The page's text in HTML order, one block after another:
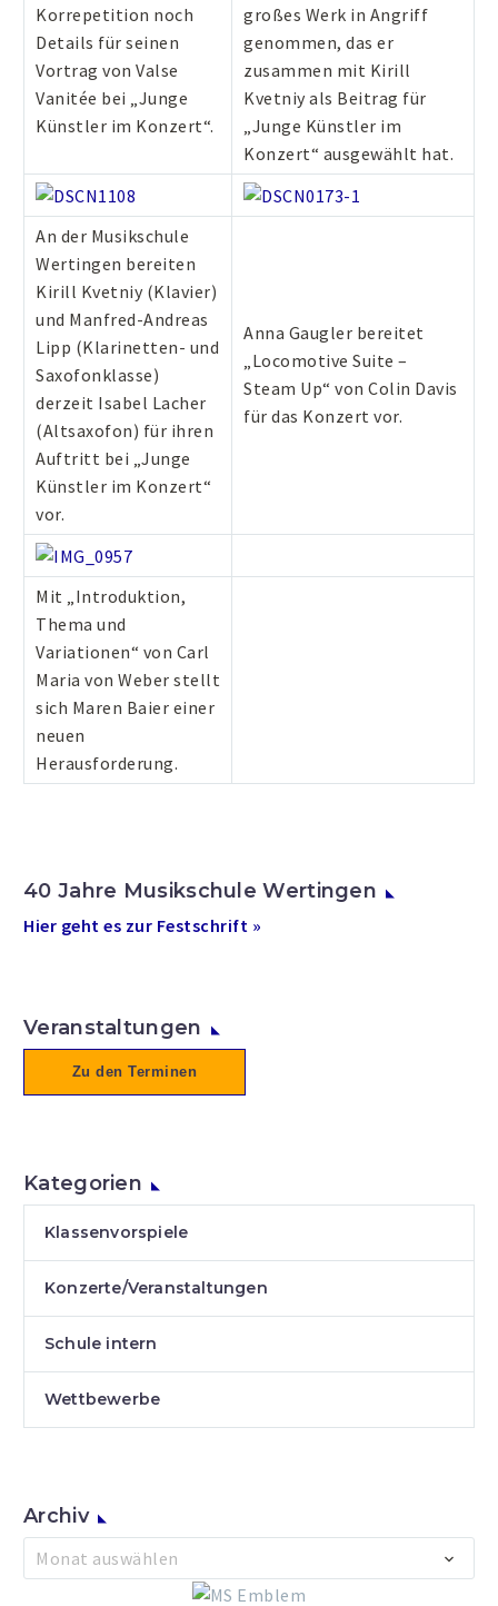
Korrepetition noch
Details für seinen
Vortrag von Valse
Vanitée bei „Junge
Künstler im Konzert“.
großes Werk in Angriff
genommen, das er
zusammen mit Kirill
Kvetniy als Beitrag für
„Junge Künstler im
Konzert“ ausgewählt hat.
An der Musikschule
Wertingen bereiten
Kirill Kvetniy (Klavier)
und Manfred-Andreas
Lipp (Klarinetten- und
Saxofonklasse)
derzeit Isabel Lacher
(Altsaxofon) für ihren
Auftritt bei „Junge
Künstler im Konzert“
vor.
Anna Gaugler bereitet
„Locomotive Suite –
Steam Up“ von Colin Davis
für das Konzert vor.
Mit „Introduktion,
Thema und
Variationen“ von Carl
Maria von Weber stellt
sich Maren Baier einer
neuen
Herausforderung.
40 Jahre Musikschule Wertingen
Hier geht es zur Festschrift »
Veranstaltungen
Zu den Terminen
Kategorien
Klassenvorspiele
Konzerte/Veranstaltungen
Schule intern
Wettbewerbe
Archiv
Archiv
Monat auswählen